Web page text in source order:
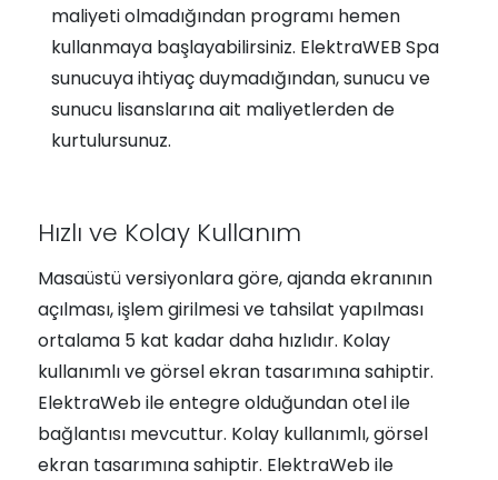
maliyeti olmadığından programı hemen
kullanmaya başlayabilirsiniz. ElektraWEB Spa
sunucuya ihtiyaç duymadığından, sunucu ve
sunucu lisanslarına ait maliyetlerden de
kurtulursunuz.
Hızlı ve Kolay Kullanım
Masaüstü versiyonlara göre, ajanda ekranının
açılması, işlem girilmesi ve tahsilat yapılması
ortalama 5 kat kadar daha hızlıdır. Kolay
kullanımlı ve görsel ekran tasarımına sahiptir.
ElektraWeb ile entegre olduğundan otel ile
bağlantısı mevcuttur. Kolay kullanımlı, görsel
ekran tasarımına sahiptir. ElektraWeb ile